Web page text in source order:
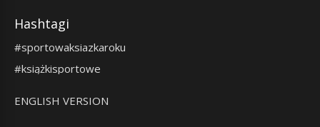
Hashtagi
#sportowaksiazkaroku
#książkisportowe
ENGLISH VERSION